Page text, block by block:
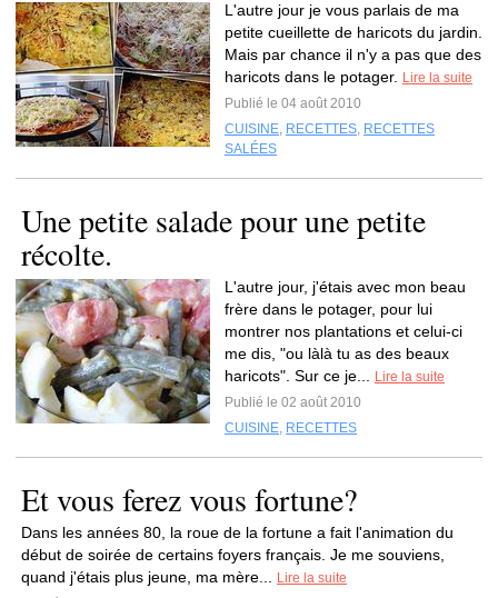
L'autre jour je vous parlais de ma
petite cueillette de haricots du jardin.
Mais par chance il n'y a pas que des
haricots dans le potager.
Lire la suite
Publié le 04 août 2010
CUISINE, RECETTES, RECETTES
SALÉES
Une petite salade pour une petite
récolte.
L'autre jour, j'étais avec mon beau
frère dans le potager, pour lui
montrer nos plantations et celui-ci
me dis, "ou làlà tu as des beaux
haricots". Sur ce je...
Lire la suite
Publié le 02 août 2010
CUISINE, RECETTES
Et vous ferez vous fortune?
Dans les années 80, la roue de la fortune a fait l'animation du
début de soirée de certains foyers français. Je me souviens,
quand j'étais plus jeune, ma mère...
Lire la suite